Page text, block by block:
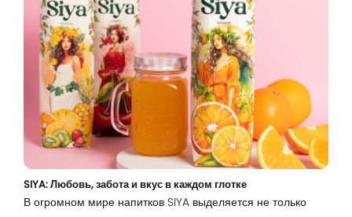
SIYA: Любовь, забота и вкус в каждом глотке
В огромном мире напитков SIYA выделяется не только